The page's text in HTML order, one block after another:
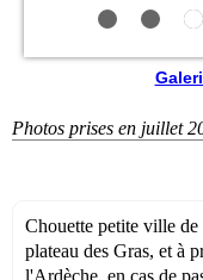
Photos prises en juillet
Chouette petite ville
plateau des Gras, et à